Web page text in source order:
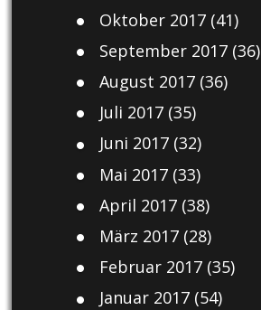
Oktober 2017(41)
September 2017(36)
August 2017(36)
Juli 2017(35)
Juni 2017(32)
Mai 2017(33)
April 2017(38)
März 2017(28)
Februar 2017(35)
Januar 2017(54)